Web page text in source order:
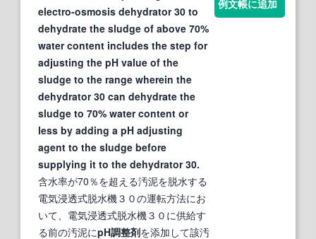
electro-osmosis dehydrator 30 to
dehydrate the sludge of above 70%
water content includes the step for
adjusting the pH value of the
sludge to the range wherein the
dehydrator 30 can dehydrate the
sludge to 70% water content or
less by adding a pH adjusting
agent to the sludge before
supplying it to the dehydrator 30.
含水率が70％を超える汚泥を脱水する
電気浸透式脱水機３０の運転方法にお
いて、電気浸透式脱水機３０に供給す
る前の汚泥にpH調整剤を添加して該汚
例文帳に追加